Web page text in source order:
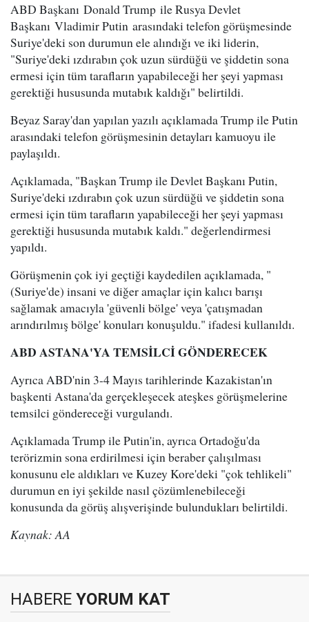
ABD Başkanı Donald Trump ile Rusya Devlet
Başkanı Vladimir Putin arasındaki telefon görüşmesinde
Suriye'deki son durumun ele alındığı ve iki liderin,
"Suriye'deki ızdırabın çok uzun sürdüğü ve şiddetin sona
ermesi için tüm tarafların yapabileceği her şeyi yapması
gerektiği hususunda mutabık kaldığı" belirtildi.
Beyaz Saray'dan yapılan yazılı açıklamada Trump ile Putin
arasındaki telefon görüşmesinin detayları kamuoyu ile
paylaşıldı.
Açıklamada, "Başkan Trump ile Devlet Başkanı Putin,
Suriye'deki ızdırabın çok uzun sürdüğü ve şiddetin sona
ermesi için tüm tarafların yapabileceği her şeyi yapması
gerektiği hususunda mutabık kaldı." değerlendirmesi
yapıldı.
Görüşmenin çok iyi geçtiği kaydedilen açıklamada, "
(Suriye'de) insani ve diğer amaçlar için kalıcı barışı
sağlamak amacıyla 'güvenli bölge' veya 'çatışmadan
arındırılmış bölge' konuları konuşuldu." ifadesi kullanıldı.
ABD ASTANA'YA TEMSİLCİ GÖNDERECEK
Ayrıca ABD'nin 3-4 Mayıs tarihlerinde Kazakistan'ın
başkenti Astana'da gerçekleşecek ateşkes görüşmelerine
temsilci göndereceği vurgulandı.
Açıklamada Trump ile Putin'in, ayrıca Ortadoğu'da
terörizmin sona erdirilmesi için beraber çalışılması
konusunu ele aldıkları ve Kuzey Kore'deki "çok tehlikeli"
durumun en iyi şekilde nasıl çözümlenebileceği
konusunda da görüş alışverişinde bulundukları belirtildi.
Kaynak: AA
HABERE YORUM KAT